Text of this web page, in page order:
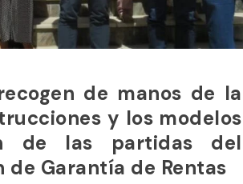
de manos de la
y los modelos
de las partidas del
Garantía de Rentas